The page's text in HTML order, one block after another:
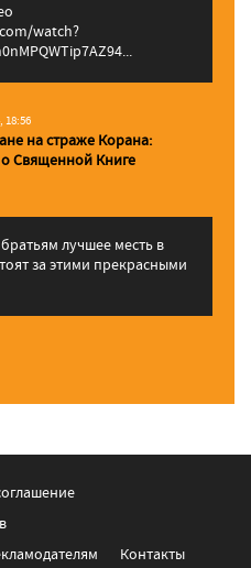
watch?
18:56
на страже Корана:
Священной Книге
лучшее месть в
за этими прекрасными
Контакты